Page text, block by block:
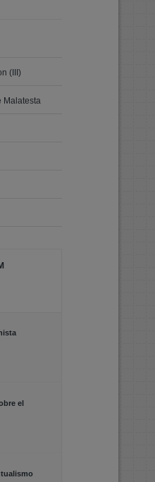
(III)
Malatesta
el